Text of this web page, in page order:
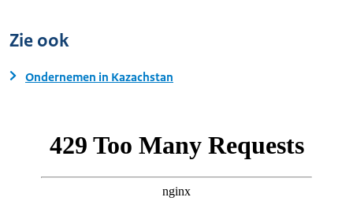
Zie ook
Ondernemen in Kazachstan